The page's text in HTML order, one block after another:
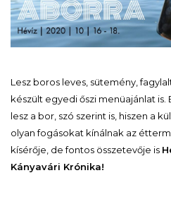
Lesz boros leves, sütemény,
készült egyedi őszi menüajánlat
lesz a bor, szó szerint is, hiszen a
olyan fogásokat kínálnak az
kísérője, de fontos összetevője is
Kányavári Krónika!